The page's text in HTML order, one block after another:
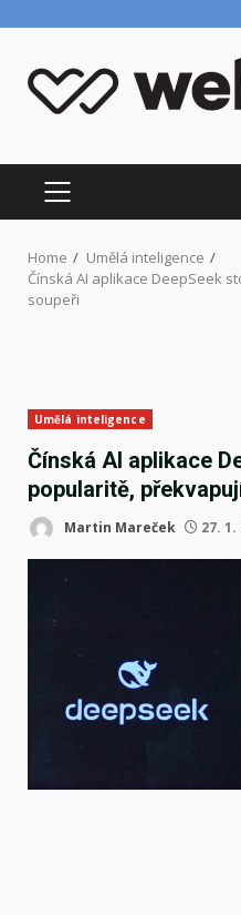
content
PRIMARY
MENU
Home
Umělá inteligence
Čínská AI aplikace DeepSeek
soupeři
Umělá inteligence
Čínská AI aplikace
popularitě,
Martin Mareček 27. 1.